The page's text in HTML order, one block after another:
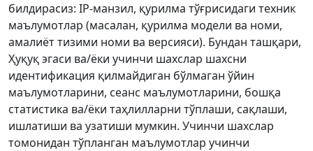
билдирасиз: IP-манзил, қурилма тўғрисидаги техник
маълумотлар (масалан, қурилма модели ва номи,
амалиёт тизими номи ва версияси). Бундан ташқари,
Ҳуқуқ эгаси ва/ёки учинчи шахслар шахсни
идентификация қилмайдиган бўлмаган ўйин
маълумотларини, сеанс маълумотларини, бошқа
статистика ва/ёки таҳлилларни тўплаши, сақлаши,
ишлатиши ва узатиши мумкин. Учинчи шахслар
томонидан тўпланган маълумотлар учинчи